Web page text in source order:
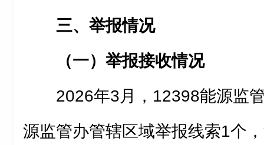
三、举报情况
（一）举报接收情况
2026年3月，12398能源监
源监管办管辖区域举报线索1个